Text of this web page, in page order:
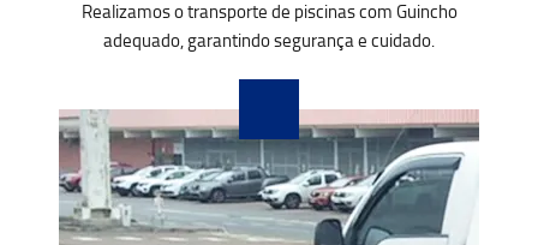
Realizamos o transporte de piscinas com Guincho
adequado, garantindo segurança e cuidado.